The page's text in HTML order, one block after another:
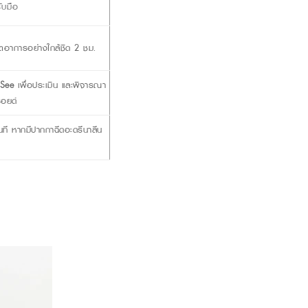
มือ
อาการอย่างใกล้ชิด 2 ชม.
เพื่อประเมิน และพิจารณา
ยด์
หากมีปากกาฉีดอะดรีนาลีน